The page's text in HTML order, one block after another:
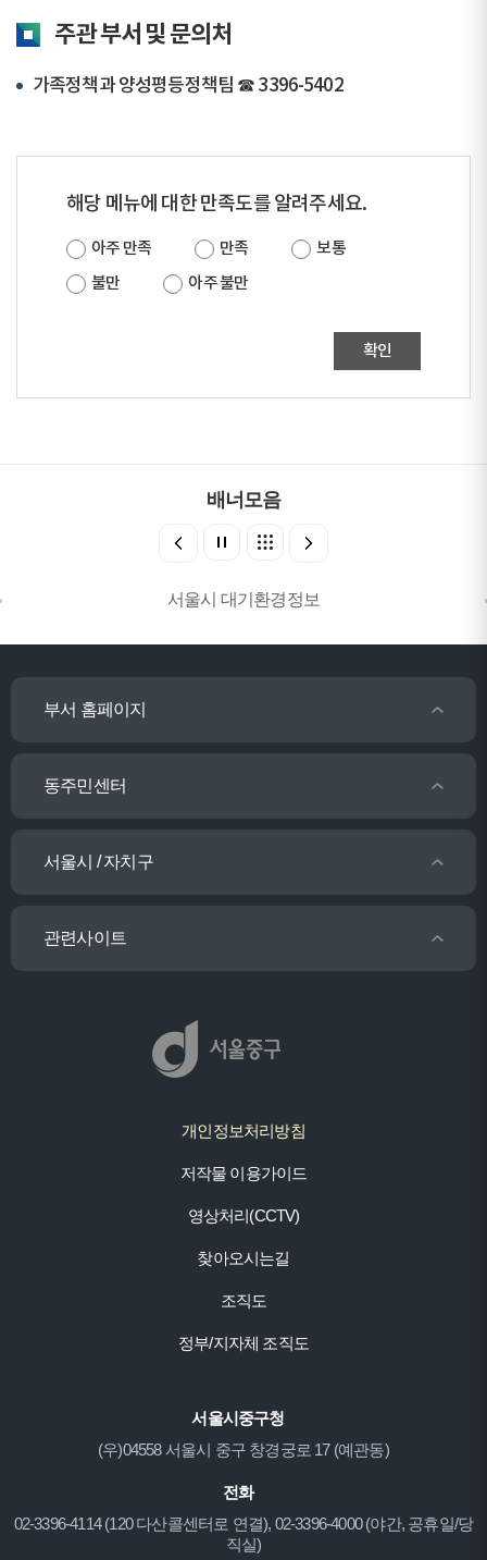
주관 부서 및 문의처
가족정책과 양성평등정책팀 ☎ 3396-5402
해당 메뉴에 대한 만족도를 알려주세요.
아주 만족 만족
보통
불만
아주 불만
확인
배너모음
서울시 대기환경정보
부서 홈페이지
동주민센터
서울시 / 자치구
관련사이트
개인정보처리방침
저작물 이용가이드
영상처리(CCTV)
찾아오시는길
조직도
정부/지자체 조직도
서울시중구청
(우)04558 서울시 중구 창경궁로 17 (예관동)
전화
02-3396-4114 (120 다산콜센터로 연결), 02-3396-4000 (야간, 공휴일/당
직실)